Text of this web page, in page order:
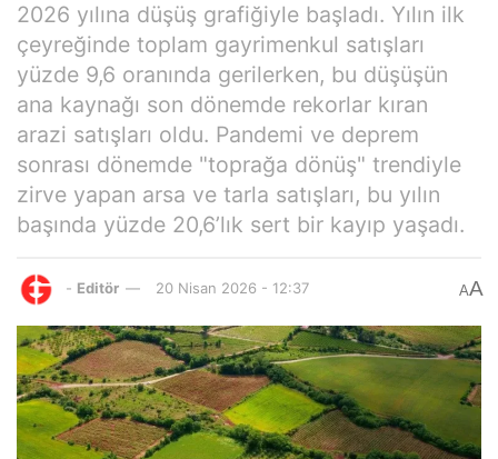
2026 yılına düşüş grafiğiyle başladı. Yılın ilk
çeyreğinde toplam gayrimenkul satışları
yüzde 9,6 oranında gerilerken, bu düşüşün
ana kaynağı son dönemde rekorlar kıran
arazi satışları oldu. Pandemi ve deprem
sonrası dönemde "toprağa dönüş" trendiyle
zirve yapan arsa ve tarla satışları, bu yılın
başında yüzde 20,6’lık sert bir kayıp yaşadı.
- Editör 20 Nisan 2026 - 12:37 AA